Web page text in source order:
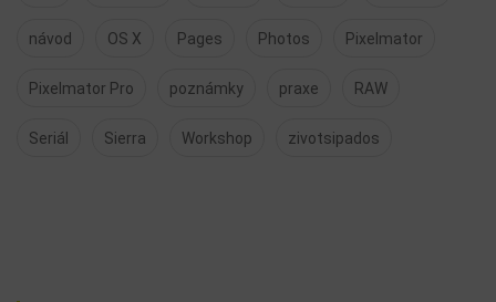
návod OS X Pages Photos Pixelmator
Pixelmator Pro poznámky praxe RAW
Seriál Sierra Workshop zivotsipados